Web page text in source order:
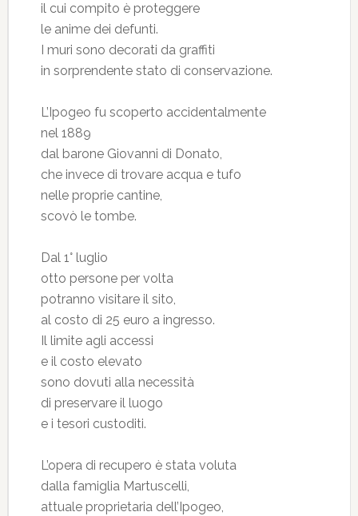
il cui compito è proteggere
le anime dei defunti.
I muri sono decorati da graffiti
in sorprendente stato di conservazione.
L’Ipogeo fu scoperto accidentalmente
nel 1889
dal barone Giovanni di Donato,
che invece di trovare acqua e tufo
nelle proprie cantine,
scovò le tombe.
Dal 1° luglio
otto persone per volta
potranno visitare il sito,
al costo di 25 euro a ingresso.
Il limite agli accessi
e il costo elevato
sono dovuti alla necessità
di preservare il luogo
e i tesori custoditi.
L’opera di recupero è stata voluta
dalla famiglia Martuscelli,
attuale proprietaria dell’Ipogeo,